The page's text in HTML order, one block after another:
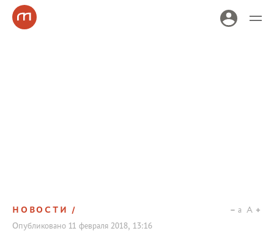
НОВОСТИ
Опубликовано 11 февраля 2018, 13:16
a A